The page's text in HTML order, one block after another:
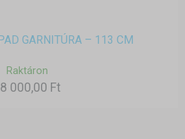
GARNITÚRA – 113 CM
Raktáron
000,00 Ft